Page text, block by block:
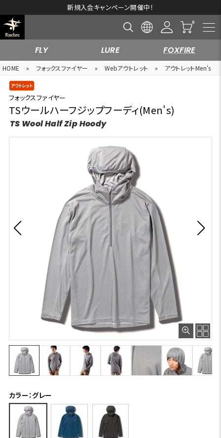
新規入会キャンペーン開催中！
FLY LURE FOXFIRE
HOME » フォックスファイヤー » Webアウトレット » アウトレットMen's
フォックスファイヤー
TSウールハーフジップフーディ(Men's)
TS Wool Half Zip Hoody
カラー：グレー